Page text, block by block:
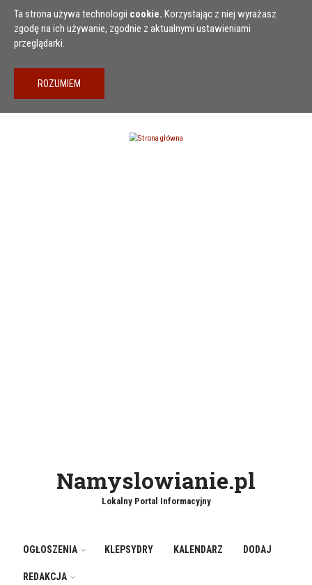
Przejdź do treści
Ta strona używa technologii cookie. Korzystając z niej wyrażasz
zgodę na ich używanie, zgodnie z aktualnymi ustawieniami
przeglądarki.
Namyslowianie.pl
Lokalny Portal Informacyjny
OGŁOSZENIA KLEPSYDRY KALENDARZ DODAJ
REDAKCJA